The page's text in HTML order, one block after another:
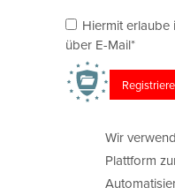
Hiermit erlaube
über E-Mail*
Wir
Plattform